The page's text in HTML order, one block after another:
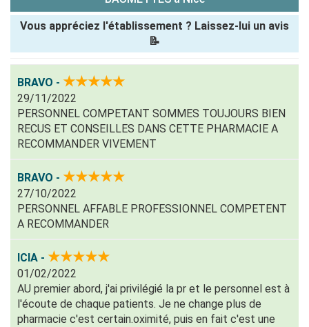
Vous appréciez l'établissement ? Laissez-lui un avis
📝
Note que vous souhaitez attribuer :
Antispam -
chiffres) :
Avis sur
l'établissement
BRAVO - ★★★★★
29/11/2022
PERSONNEL COMPETANT SOMMES TOUJOURS BIEN
RECUS ET CONSEILLES DANS CETTE PHARMACIE A
RECOMMANDER VIVEMENT
BRAVO - ★★★★★
27/10/2022
PERSONNEL AFFABLE PROFESSIONNEL COMPETENT
A RECOMMANDER
ICIA - ★★★★★
01/02/2022
AU premier abord, j'ai privilégié la pr et le personnel est à
l'écoute de chaque patients. Je ne change plus de
pharmacie c'est certain.oximité, puis en fait c'est une